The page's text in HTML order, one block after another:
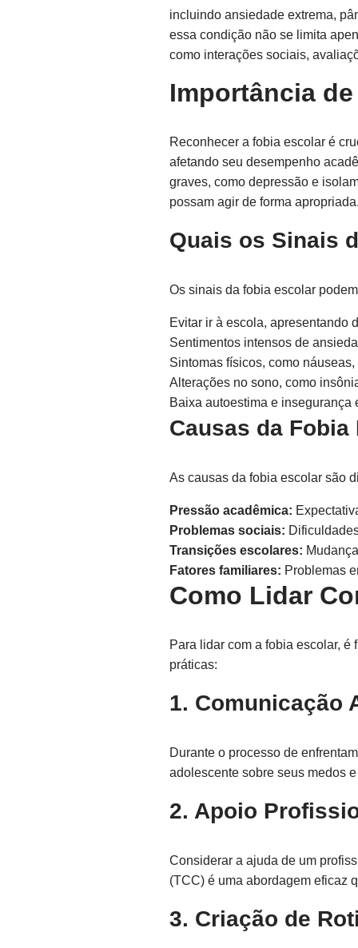
incluindo ansiedade extrema,
essa condição não se limita
como interações sociais,
Importância
Reconhecer a fobia escolar é
afetando seu desempenho
graves, como depressão e
possam agir de forma
Quais os Sinais
Os sinais da fobia escolar
Evitar ir à escola, apresentando
Sentimentos intensos de
Sintomas físicos, como
Alterações no sono, como
Baixa autoestima e
Causas da Fobia
As causas da fobia escolar são
Pressão acadêmica:
Problemas sociais:
Transições escolares:
Fatores familiares: Problemas
Como Lidar
Para lidar com a fobia escolar,
práticas:
1. Comunicação
Durante o processo de
adolescente sobre seus medos
2. Apoio
Considerar a ajuda de um
(TCC) é uma abordagem eficaz
3. Criação de